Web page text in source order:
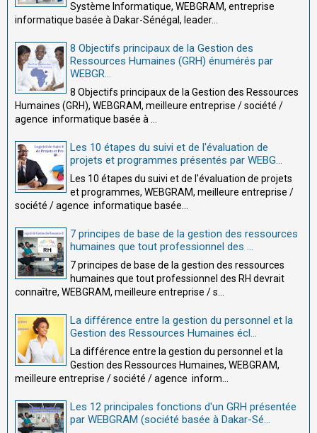
Système Informatique, WEBGRAM, entreprise
informatique basée à Dakar-Sénégal, leader...
8 Objectifs principaux de la Gestion des
Ressources Humaines (GRH) énumérés par
WEBGR...
8 Objectifs principaux de la Gestion des Ressources
Humaines (GRH), WEBGRAM, meilleure entreprise / société /
agence informatique basée à ...
Les 10 étapes du suivi et de l'évaluation de
projets et programmes présentés par WEBG...
Les 10 étapes du suivi et de l'évaluation de projets
et programmes, WEBGRAM, meilleure entreprise /
société / agence informatique basée...
7 principes de base de la gestion des ressources
humaines que tout professionnel des ...
7 principes de base de la gestion des ressources
humaines que tout professionnel des RH devrait
connaître, WEBGRAM, meilleure entreprise / s...
La différence entre la gestion du personnel et la
Gestion des Ressources Humaines écl...
La différence entre la gestion du personnel et la
Gestion des Ressources Humaines, WEBGRAM,
meilleure entreprise / société / agence inform...
Les 12 principales fonctions d'un GRH présentée
par WEBGRAM (société basée à Dakar-Sé...